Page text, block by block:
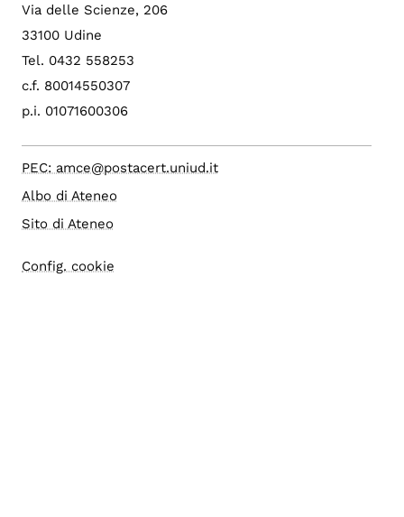
Via delle Scienze, 206
33100 Udine
Tel. 0432 558253
c.f. 80014550307
p.i. 01071600306
PEC: amce@postacert.uniud.it
Albo di Ateneo
Sito di Ateneo
Config. cookie